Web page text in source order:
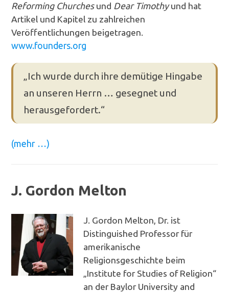
Reforming Churchesund Dear Timothyund hat
Artikel und Kapitel zu zahlreichen
Veröffentlichungen beigetragen.
www.founders.org
„Ich wurde durch ihre demütige Hingabe
an unseren Herrn … gesegnet und
herausgefordert.“
(mehr …)
J. Gordon Melton
J. Gordon Melton, Dr. ist
Distinguished Professor für
amerikanische
Religionsgeschichte beim
„Institute for Studies of Religion“
an der Baylor University and